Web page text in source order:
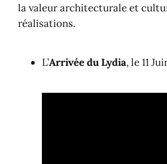
la valeur architecturale et
réalisations.​
L’Arrivée du Lydia, le 11